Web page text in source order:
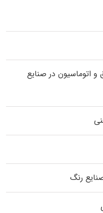
و اتوماسیون در صنایع
رنگ